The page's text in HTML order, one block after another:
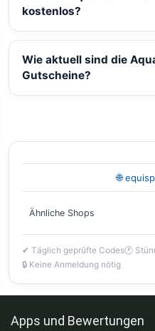
kostenlos?
Wie aktuell sind die
Gutscheine?
🌐
Ähnliche Shops
✔ Täglich geprüfte Codes🕐
🔒 Keine Anmeldung nötig
Apps und Bewertungen